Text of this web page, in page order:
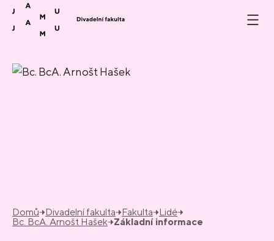
Přeskočit na obsah
Domů Divadelní fakulta Fakulta
Lidé
Bc. BcA. Arnošt Hašek Základní informace